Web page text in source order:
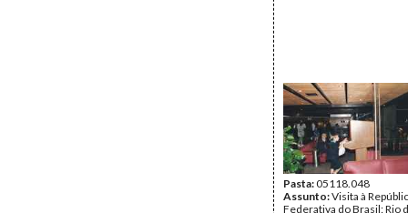
Pasta:05118.048
Assunto:Visita à
Federativa do Brasil: Rio